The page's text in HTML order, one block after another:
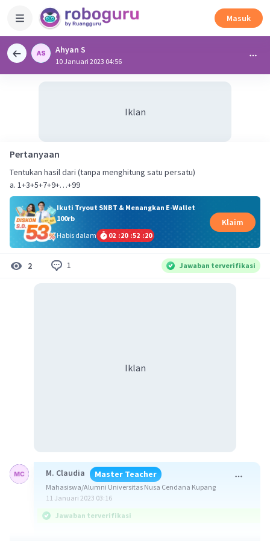
Masuk
Ahyan S
10 Januari 2023 04:56
Iklan
Pertanyaan
Tentukan hasil dari (tanpa menghitung satu persatu)
a. 1+3+5+7+9+…+99
Ikuti Tryout SNBT & Menangkan E-Wallet
100rb
Habis dalam
02 :20 :52 :20
Klaim
2 1 Jawaban terverifikasi
Iklan
M. Claudia Master Teacher
Mahasiswa/Alumni Universitas Nusa Cendana Kupang
11 Januari 2023 03:16
Jawaban terverifikasi